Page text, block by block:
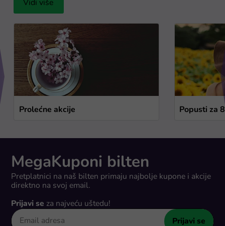
Vidi više
Prolećne akcije Popusti za
MegaKuponi bilten
Pretplatnici na naš bilten primaju najbolje kupone i akcije
direktno na svoj email.
Prijavi se za najveću uštedu!
Prijavi se